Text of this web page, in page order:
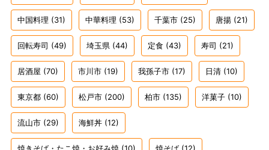
中国料理 (31) 中華料理 (53) 千葉市 (25) 唐揚 (21)
回転寿司 (49) 埼玉県 (44) 定食 (43) 寿司 (21)
居酒屋 (70) 市川市 (19) 我孫子市 (17) 日清 (10)
東京都 (60) 松戸市 (200) 柏市 (135) 洋菓子 (10)
流山市 (29) 海鮮丼 (12)